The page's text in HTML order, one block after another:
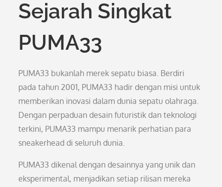
Sejarah Singkat
PUMA33
PUMA33 bukanlah merek sepatu biasa. Berdiri
pada tahun 2001, PUMA33 hadir dengan misi untuk
memberikan inovasi dalam dunia sepatu olahraga.
Dengan perpaduan desain futuristik dan teknologi
terkini, PUMA33 mampu menarik perhatian para
sneakerhead di seluruh dunia.
PUMA33 dikenal dengan desainnya yang unik dan
eksperimental, menjadikan setiap rilisan mereka